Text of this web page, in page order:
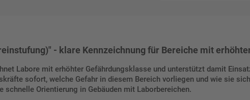
- klare Kennzeichnung für Bereiche mit
Labore mit erhöhter Gefährdungsklasse und unterstützt damit
sofort, welche Gefahr in diesem Bereich vorliegen und wie sie
Orientierung in Gebäuden mit Laborbereichen.